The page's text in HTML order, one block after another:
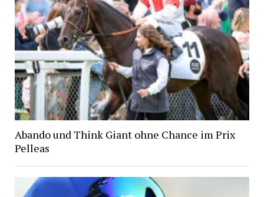
Abando und Think Giant ohne Chance im Prix
Pelleas